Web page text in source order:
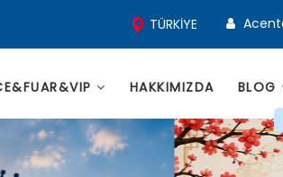
TÜRKİYE
HAKKIMIZDA BLOG